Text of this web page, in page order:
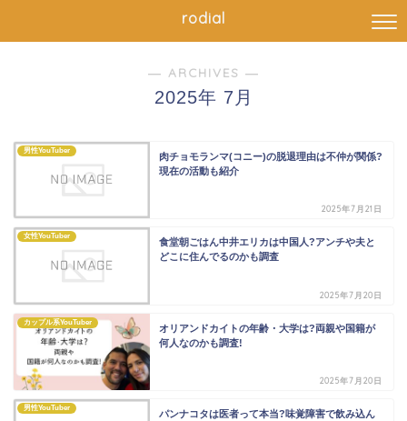
rodial
― ARCHIVES ―
2025年 7月
男性YouTuber
肉チョモランマ(コニー)の脱退理由は不仲が関係?
現在の活動も紹介
2025年7月21日
女性YouTuber
食堂朝ごはん中井エリカは中国人?アンチや夫と
どこに住んでるのかも調査
2025年7月20日
カップル系YouTuber
オリアンドカイトの年齢・大学は?両親や国籍が
何人なのかも調査!
2025年7月20日
男性YouTuber
パンナコタは医者って本当?味覚障害で飲み込ん